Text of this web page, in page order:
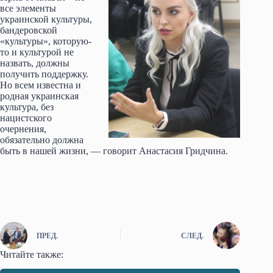
все элементы
украинской культуры,
бандеровской
«культуры», которую-
то и культурой не
назвать, должны
получить поддержку.
Но всем известна и
родная украинская
культура, без
нацистского
очернения,
обязательно должна
быть в нашей жизни, — говорит Анастасия Гридчина.
ПРЕД. СЛЕД.
Читайте также: